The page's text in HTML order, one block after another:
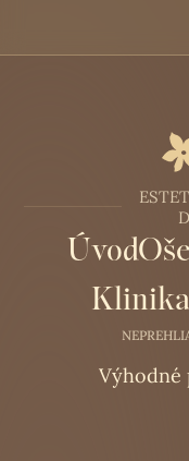
Úvod
Klinika
Výhodné